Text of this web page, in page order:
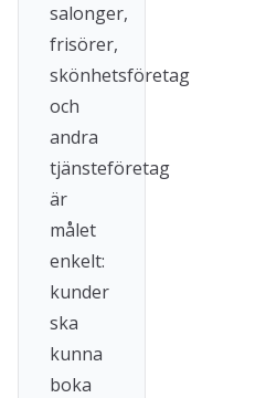
salonger,
frisörer,
skönhetsföretag
och
andra
tjänsteföretag
är
målet
enkelt:
kunder
ska
kunna
boka